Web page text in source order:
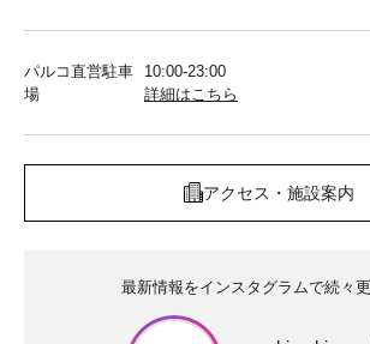
パルコ直営駐車
場
10:00-23:00
詳細はこちら
アクセス・施設案内
最新情報をインスタグラムで続々更